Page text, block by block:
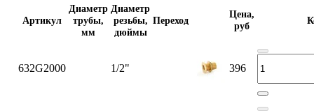
Артикул
Диаметр
трубы,
мм
Диаметр
резьбы,
дюймы
Переход
Цена,
руб
632G2000 1/2" 396